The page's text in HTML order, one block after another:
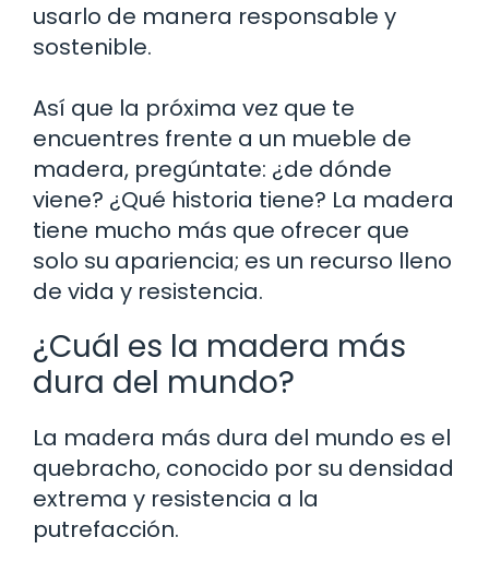
usarlo de manera responsable y
sostenible.
Así que la próxima vez que te
encuentres frente a un mueble de
madera, pregúntate: ¿de dónde
viene? ¿Qué historia tiene? La madera
tiene mucho más que ofrecer que
solo su apariencia; es un recurso lleno
de vida y resistencia.
¿Cuál es la madera más
dura del mundo?
La madera más dura del mundo es el
quebracho, conocido por su densidad
extrema y resistencia a la
putrefacción.